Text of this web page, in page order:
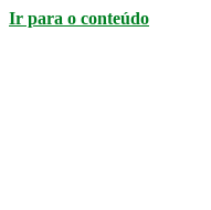
Ir para o conteúdo